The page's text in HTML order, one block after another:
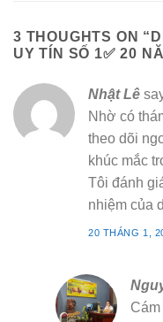
3 THOUGHTS ON “
UY TÍN SỐ 1✅ 20
Nhật Lê
Nhờ có
theo dõi
khúc mắc
Tôi đánh
nhiệm của
20 THÁNG 1,